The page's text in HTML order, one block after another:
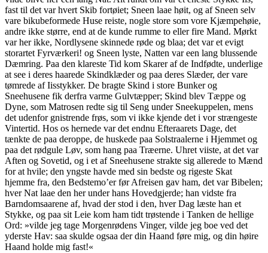
fast til det var hvert Skib fortøiet; Sneen laae høit, og af Sneen selv
vare bikubeformede Huse reiste, nogle store som vore Kjæmpehøie,
andre ikke større, end at de kunde rumme to eller fire Mand. Mørkt
var her ikke, Nordlysene skinnede røde og blaa; det var et evigt
storartet Fyrværkeri! og Sneen lyste, Natten var een lang blussende
Dæmring. Paa den klareste Tid kom Skarer af de Indfødte, underlige
at see i deres haarede Skindklæder og paa deres Slæder, der vare
tømrede af Iisstykker. De bragte Skind i store Bunker og
Sneehusene fik derfra varme Gulvtæpper; Skind blev Tæppe og
Dyne, som Matrosen redte sig til Seng under Sneekuppelen, mens
det udenfor gnistrende frøs, som vi ikke kjende det i vor strængeste
Vintertid. Hos os hernede var det endnu Efteraarets Dage, det
tænkte de paa deroppe, de huskede paa Solstraalerne i Hjemmet og
paa det rødgule Løv, som hang paa Træerne. Uhret viiste, at det var
Aften og Sovetid, og i et af Sneehusene strakte sig allerede to Mænd
for at hvile; den yngste havde med sin bedste og rigeste Skat
hjemme fra, den Bedstemo’er før Afreisen gav ham, det var Bibelen;
hver Nat laae den her under hans Hovedgjerde; han vidste fra
Barndomsaarene af, hvad der stod i den, hver Dag læste han et
Stykke, og paa sit Leie kom ham tidt trøstende i Tanken de hellige
Ord: »vilde jeg tage Morgenrødens Vinger, vilde jeg boe ved det
yderste Hav: saa skulde ogsaa der din Haand føre mig, og din høire
Haand holde mig fast!«